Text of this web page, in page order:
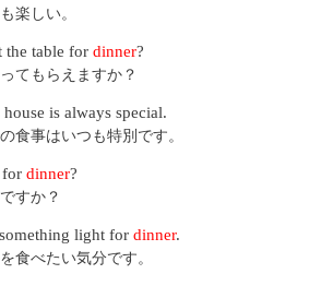
楽しい。
the table for dinner?
てもらえますか？
is always special.
食事はいつも特別です。
for dinner?
すか？
light for dinner.
食べたい気分です。